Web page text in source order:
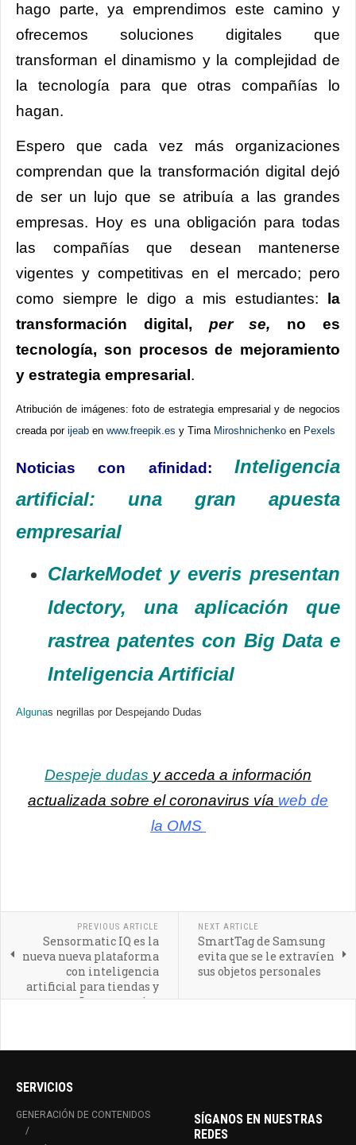
hago parte, ya emprendimos este camino y
ofrecemos soluciones digitales que
transforman el dinamismo y la complejidad de
la tecnología para que otras compañías lo
hagan.
Espero que cada vez más organizaciones
comprendan que la transformación digital dejó
de ser un lujo que se atribuía a las grandes
empresas. Hoy es una obligación para todas
las compañías que desean mantenerse
vigentes y competitivas en el mercado; pero
como siempre le digo a mis estudiantes:
la
transformación digital, per se, no es
tecnología, son procesos de mejoramiento
y estrategia empresarial .
Atribución de imágenes: foto de estrategia empresarial y de negocios
creada por ijeab en www.freepik.es y Tima Miroshnichenko en Pexels
Noticias con afinidad: Inteligencia
artificial: una gran apuesta
empresarial
ClarkeModet y everis presentan
Idectory, una aplicación que
rastrea patentes con Big Data e
Inteligencia Artificial
Algunas negrillas por Despejando Dudas
Despeje dudas y acceda a información
actualizada sobre el coronavirus vía web de
la OMS
PREVIOUS ARTICLE
Sensormatic IQ es la
nueva nueva plataforma
con inteligencia
artificial para tiendas y
pequeños comercios
NEXT ARTICLE
SmartTag de Samsung
evita que se le extravíen
sus objetos personales
SERVICIOS
GENERACIÓN DE CONTENIDOS
SÍGANOS EN NUESTRAS
REDES